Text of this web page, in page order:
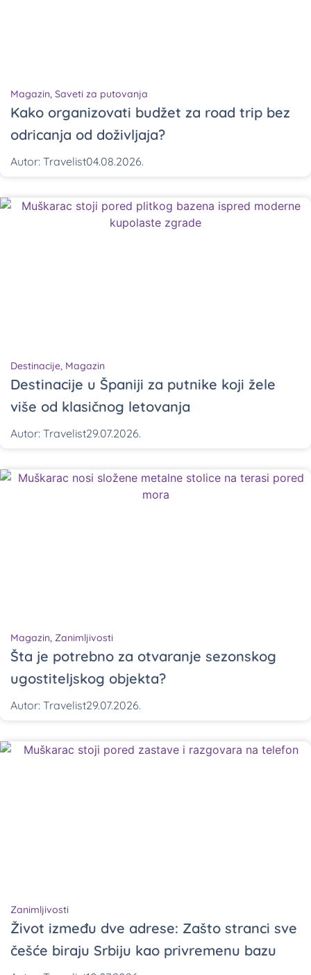
Magazin, Saveti za putovanja
Kako organizovati budžet za road trip bez
odricanja od doživljaja?
Autor: Travelist04.08.2026.
Destinacije, Magazin
Destinacije u Španiji za putnike koji žele
više od klasičnog letovanja
Autor: Travelist29.07.2026.
Magazin, Zanimljivosti
Šta je potrebno za otvaranje sezonskog
ugostiteljskog objekta?
Autor: Travelist29.07.2026.
Zanimljivosti
Život između dve adrese: Zašto stranci sve
češće biraju Srbiju kao privremenu bazu